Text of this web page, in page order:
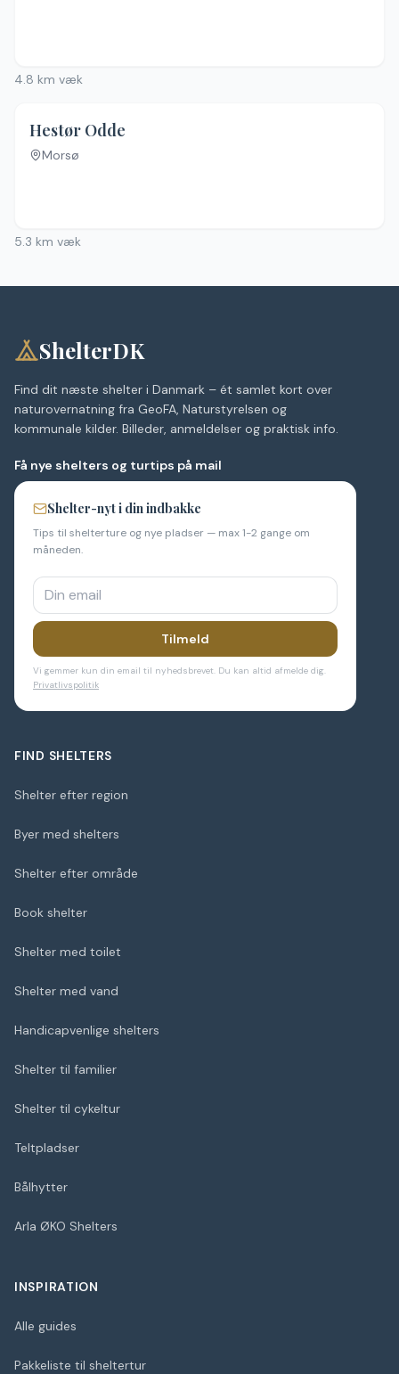
4.8 km væk
Hestør Odde
Morsø
5.3 km væk
ShelterDK
Find dit næste shelter i Danmark – ét samlet kort over
naturovernatning fra GeoFA, Naturstyrelsen og
kommunale kilder. Billeder, anmeldelser og praktisk info.
Få nye shelters og turtips på mail
Shelter-nyt i din indbakke
Tips til shelterture og nye pladser — max 1-2 gange om
måneden.
Tilmeld
Vi gemmer kun din email til nyhedsbrevet. Du kan altid afmelde dig.
Privatlivspolitik
FIND SHELTERS
Shelter efter region
Byer med shelters
Shelter efter område
Book shelter
Shelter med toilet
Shelter med vand
Handicapvenlige shelters
Shelter til familier
Shelter til cykeltur
Teltpladser
Bålhytter
Arla ØKO Shelters
INSPIRATION
Alle guides
Pakkeliste til sheltertur